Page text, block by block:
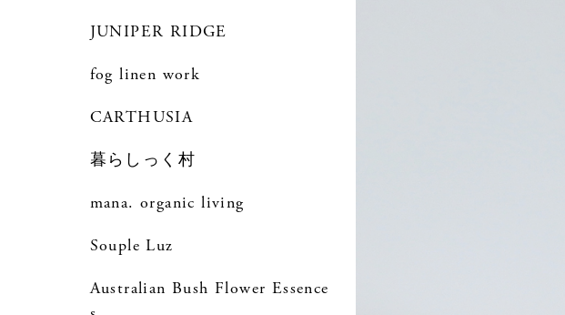
JUNIPER RIDGE
fog linen work
CARTHUSIA
暮らしっく村
mana. organic living
Souple Luz
Australian Bush Flower Essence